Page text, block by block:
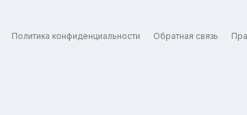
Политика конфиденциальности Обратная связь